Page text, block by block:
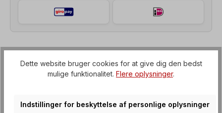
Beskrivelse af
Tandhjulsgearmotor (gearkasse med IEC-flange til
265/460 V-60 Hz (± 5 % i henhol…
Mere om det
Dette website bruger cookies for at give dig den bedst
mulige funktionalitet. Flere oplysninger.
Indstillinger for beskyttelse af personlige oplysninger